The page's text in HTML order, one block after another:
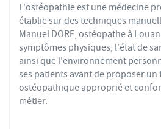
L'ostéopathie est une médecine
établie sur des techniques
Manuel DORE, ostéopathe à Louannec, examine les
symptômes physiques, l'état de
ainsi que l'environnement
ses patients avant de proposer
ostéopathique approprié et
métier.